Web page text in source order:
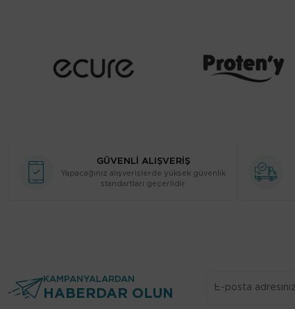
Odunsu
Rom
Su
Avustralya Sandal Ağacı
Balmumu
Balsam
Benzoin
Bergamot
GÜVENLİ ALIŞVERİŞ
Yapacağınız alışverişlerde yüksek güvenlik
standartları geçerlidir.
KAMPANYALARDAN
HABERDAR OLUN